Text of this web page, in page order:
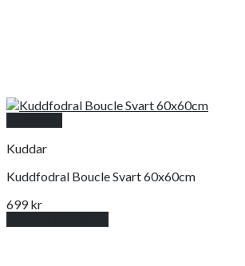
Kuddar
Kuddfodral Boucle Svart 60x60cm
699kr